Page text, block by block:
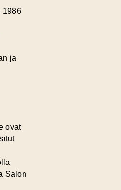
1986
ja
ovat
Salon